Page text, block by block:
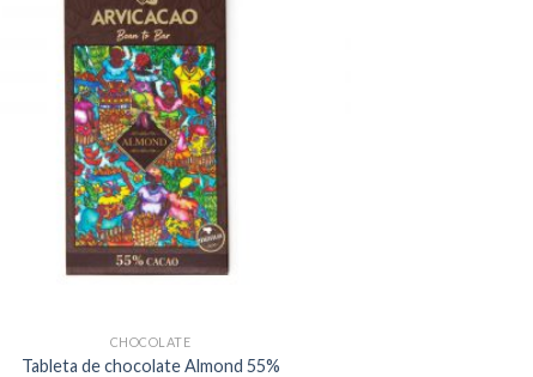
CHOCOLATE
Tableta de chocolate Almond 55%